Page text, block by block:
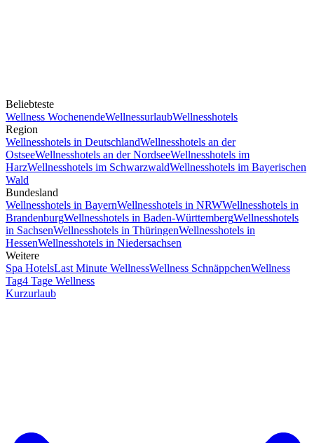
Beliebteste
Wellness WochenendeWellnessurlaubWellnesshotels
Region
Wellnesshotels in DeutschlandWellnesshotels an der
OstseeWellnesshotels an der NordseeWellnesshotels im
HarzWellnesshotels im SchwarzwaldWellnesshotels im Bayerischen
Wald
Bundesland
Wellnesshotels in BayernWellnesshotels in NRWWellnesshotels in
BrandenburgWellnesshotels in Baden-WürttembergWellnesshotels
in SachsenWellnesshotels in ThüringenWellnesshotels in
HessenWellnesshotels in Niedersachsen
Weitere
Spa HotelsLast Minute WellnessWellness SchnäppchenWellness
Tag4 Tage Wellness
Kurzurlaub